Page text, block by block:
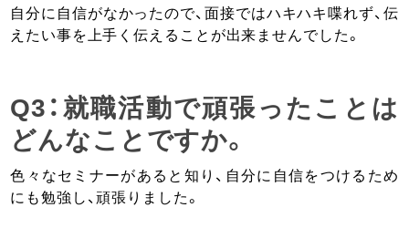
自分に自信がなかったので、面接ではハキハキ喋れず、伝
えたい事を上手く伝えることが出来ませんでした。
Q3：就職活動で頑張ったことは
どんなことですか。
色々なセミナーがあると知り、自分に自信をつけるため
にも勉強し、頑張りました。